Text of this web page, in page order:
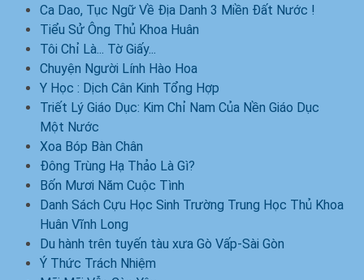
Ca Dao, Tục Ngữ Về Địa Danh 3 Miền Đất Nước !
Tiểu Sử Ông Thủ Khoa Huân
Tôi Chỉ Là... Tờ Giấy...
Chuyện Người Lính Hào Hoa
Y Học : Dịch Cân Kinh Tổng Hợp
Triết Lý Giáo Dục: Kim Chỉ Nam Của Nền Giáo Dục
Một Nước
Xoa Bóp Bàn Chân
Đông Trùng Hạ Thảo Là Gì?
Bốn Mươi Năm Cuộc Tình
Danh Sách Cựu Học Sinh Trường Trung Học Thủ Khoa
Huân Vĩnh Long
Du hành trên tuyến tàu xưa Gò Vấp-Sài Gòn
Ý Thức Trách Nhiệm